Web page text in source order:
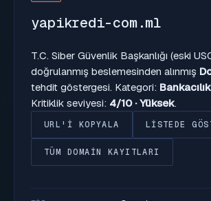
yapikredi-com.ml
T.C. Siber Güvenlik Başkanlığı (eski
doğrulanmış beslemesinden alınmış
tehdit göstergesi. Kategori:
Kritiklik seviyesi: 4/10 · Yüksek.
URL'I KOPYALA LISTEDE
TÜM DOMAIN KAYITLARI